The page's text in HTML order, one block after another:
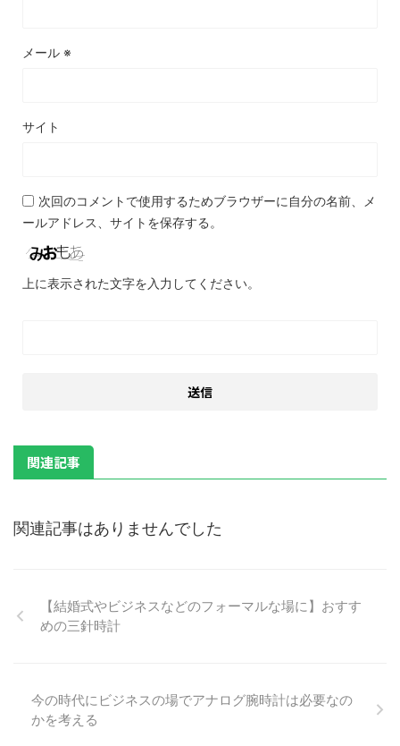
メール ※
サイト
次回のコメントで使用するためブラウザーに自分の名前、メ
ールアドレス、サイトを保存する。
上に表示された文字を入力してください。
関連記事
関連記事はありませんでした
【結婚式やビジネスなどのフォーマルな場に】おすす
めの三針時計
今の時代にビジネスの場でアナログ腕時計は必要なの
かを考える